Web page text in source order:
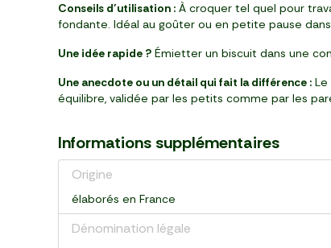
Conseils d’utilisation : À croquer tel quel pour
fondante. Idéal au goûter ou en petite pause
Une idée rapide ? Émietter un biscuit dans une
Une anecdote ou un détail qui fait la différence :
équilibre, validée par les petits comme par les
Informations supplémentaires
Origine
élaborés en France
Dénomination légale